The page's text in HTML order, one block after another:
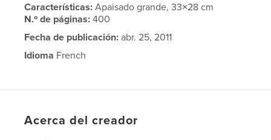
Características:Apaisado grande, 33×28 cm
N.º de páginas:400
Fecha de publicación: abr. 25, 2011
Idioma French
Acerca del creador